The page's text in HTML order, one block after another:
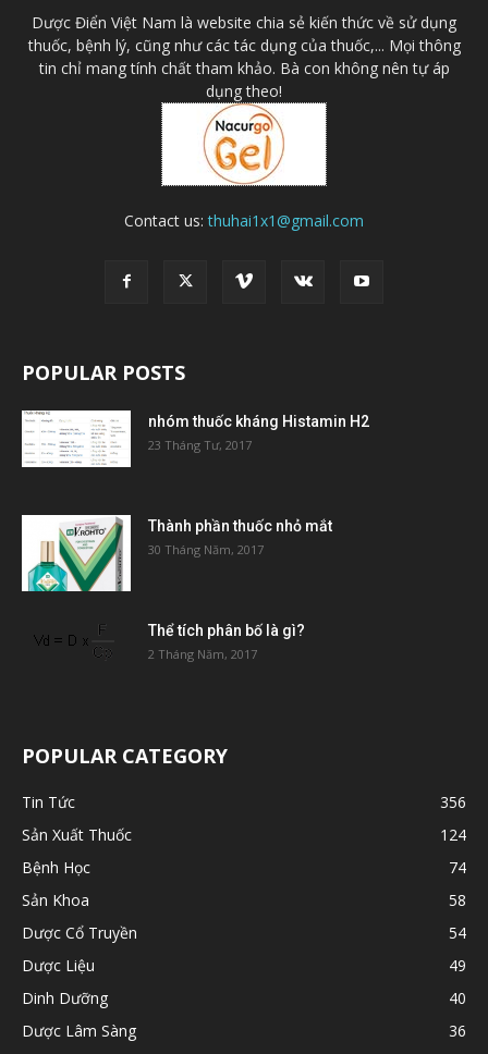
Dược Điển Việt Nam là website chia sẻ kiến thức về sử dụng
thuốc, bệnh lý, cũng như các tác dụng của thuốc,... Mọi thông
tin chỉ mang tính chất tham khảo. Bà con không nên tự áp
dụng theo!
Contact us:thuhai1x1@gmail.com
POPULAR POSTS
nhóm thuốc kháng Histamin H2
23 Tháng Tư, 2017
Thành phần thuốc nhỏ mắt
30 Tháng Năm, 2017
Thể tích phân bố là gì?
2 Tháng Năm, 2017
POPULAR CATEGORY
Tin Tức
356
Sản Xuất Thuốc
124
Bệnh Học
74
Sản Khoa
58
Dược Cổ Truyền
54
Dược Liệu
49
Dinh Dưỡng
40
Dược Lâm Sàng
36